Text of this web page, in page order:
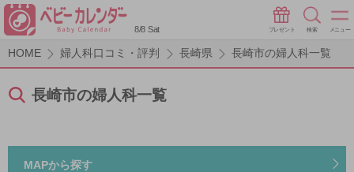
8/8 Sat プレゼント 検索 メニュー
HOME 婦人科口コミ・評判 長崎県 長崎市の婦人科一覧
長崎市の婦人科一覧
MAPから探す